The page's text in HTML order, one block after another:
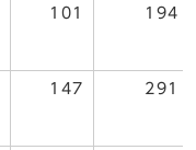
101 194
147 291